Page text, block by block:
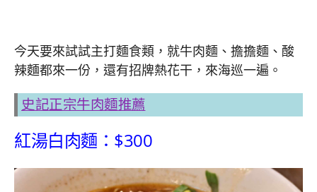
今天要來試試主打麵食類，就牛肉麵、擔擔麵、酸
辣麵都來一份，還有招牌熱花干，來海巡一遍。
史記正宗牛肉麵推薦
紅湯白肉麵：$300